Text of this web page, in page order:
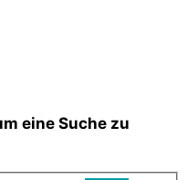
eine Suche zu